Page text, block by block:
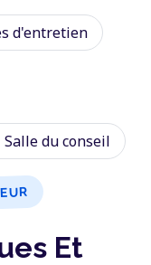
d'entretien
Salle du conseil
Et